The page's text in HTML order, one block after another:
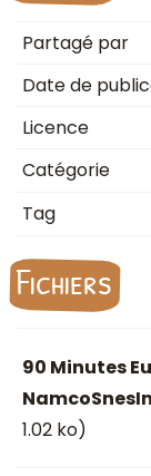
Partagé par
Date de
Licence
Catégorie
Tag
Fichiers
90 Minutes
1.02 ko)